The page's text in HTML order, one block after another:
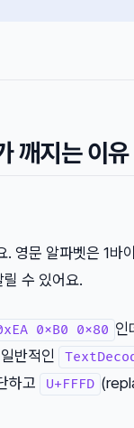
깨지는 이유
영문 알파벳은 1바
수 있어요.
0xB0 0x80 인
반적인
하고 U+FFFD